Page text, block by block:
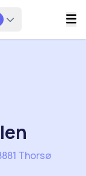
Thorsø